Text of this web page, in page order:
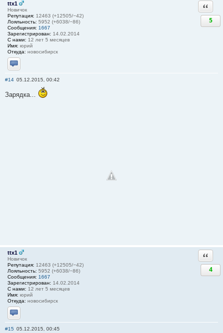
ttx1
Новичок
Репутация: 12463 (+12505/−42)
Лояльность: 5952 (+6038/−86)
Сообщения: 1667
Зарегистрирован: 14.02.2014
С нами: 12 лет 5 месяцев
Имя: юрий
Откуда: новосибирск
Отправить личное сообщение
5
#14 05.12.2015, 00:42
Зарядка...
ttx1
Новичок
Репутация: 12463 (+12505/−42)
Лояльность: 5952 (+6038/−86)
Сообщения: 1667
Зарегистрирован: 14.02.2014
С нами: 12 лет 5 месяцев
Имя: юрий
Откуда: новосибирск
Отправить личное сообщение
4
#15 05.12.2015, 00:45